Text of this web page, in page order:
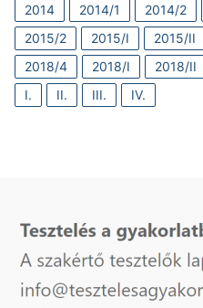
2014
2014/1 2014/2
2015/2
2015/I 2015/II
2018/4
2018/I 2018/II
I.
II. III. IV.